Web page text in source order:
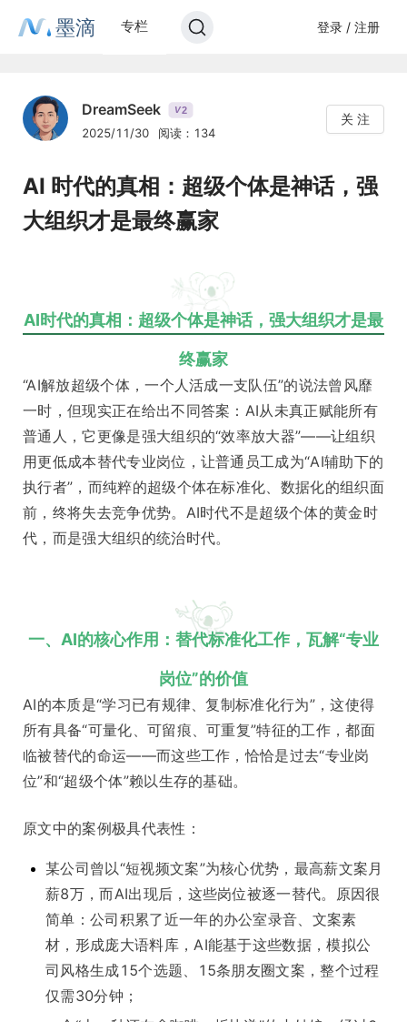
墨滴 专栏 登录 / 注册
DreamSeek V2
2025/11/30 阅读：134
关 注
AI 时代的真相：超级个体是神话，强
大组织才是最终赢家
AI时代的真相：超级个体是神话，强大组织才是最
终赢家
“AI解放超级个体，一个人活成一支队伍”的说法曾风靡
一时，但现实正在给出不同答案：AI从未真正赋能所有
普通人，它更像是强大组织的“效率放大器”——让组织
用更低成本替代专业岗位，让普通员工成为“AI辅助下的
执行者”，而纯粹的超级个体在标准化、数据化的组织面
前，终将失去竞争优势。AI时代不是超级个体的黄金时
代，而是强大组织的统治时代。
一、AI的核心作用：替代标准化工作，瓦解“专业
岗位”的价值
AI的本质是“学习已有规律、复制标准化行为”，这使得
所有具备“可量化、可留痕、可重复”特征的工作，都面
临被替代的命运——而这些工作，恰恰是过去“专业岗
位”和“超级个体”赖以生存的基础。
原文中的案例极具代表性：
某公司曾以“短视频文案”为核心优势，最高薪文案月
薪8万，而AI出现后，这些岗位被逐一替代。原因很
简单：公司积累了近一年的办公室录音、文案素
材，形成庞大语料库，AI能基于这些数据，模拟公
司风格生成15个选题、15条朋友圈文案，整个过程
仅需30分钟；